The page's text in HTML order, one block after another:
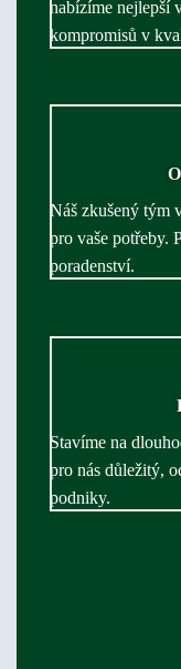
nabízíme nejlepší
kompromisů v
Náš zkušený tým
pro vaše potřeby.
poradenství.
Stavíme na
pro nás důležitý,
podniky.